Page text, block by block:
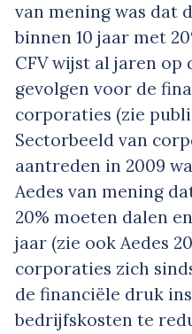
van mening was dat
binnen 10 jaar met
CFV wijst al jaren op
gevolgen voor de
corporaties (zie
Sectorbeeld van
aantreden in 2009
Aedes van mening
20% moeten dalen
jaar (zie ook Aedes
corporaties zich
de financiële druk
bedrijfskosten te